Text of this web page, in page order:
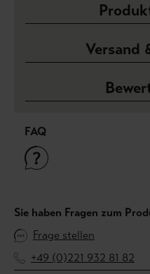
Versand
FAQ
Sie haben Fragen zum
Frage stellen
+49 (0)221 932 81 82